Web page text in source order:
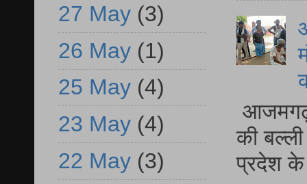
आजमगढ़
की
प्रदेश
27 May (3)
26 May (1)
25 May (4)
23 May (4)
22 May (3)